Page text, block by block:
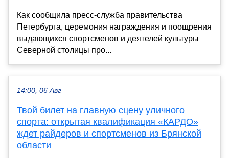
Как сообщила пресс-служба правительства
Петербурга, церемония награждения и поощрения
выдающихся спортсменов и деятелей культуры
Северной столицы про...
14:00, 06 Авг
Твой билет на главную сцену уличного
спорта: открытая квалификация «КАРДО»
ждет райдеров и спортсменов из Брянской
области